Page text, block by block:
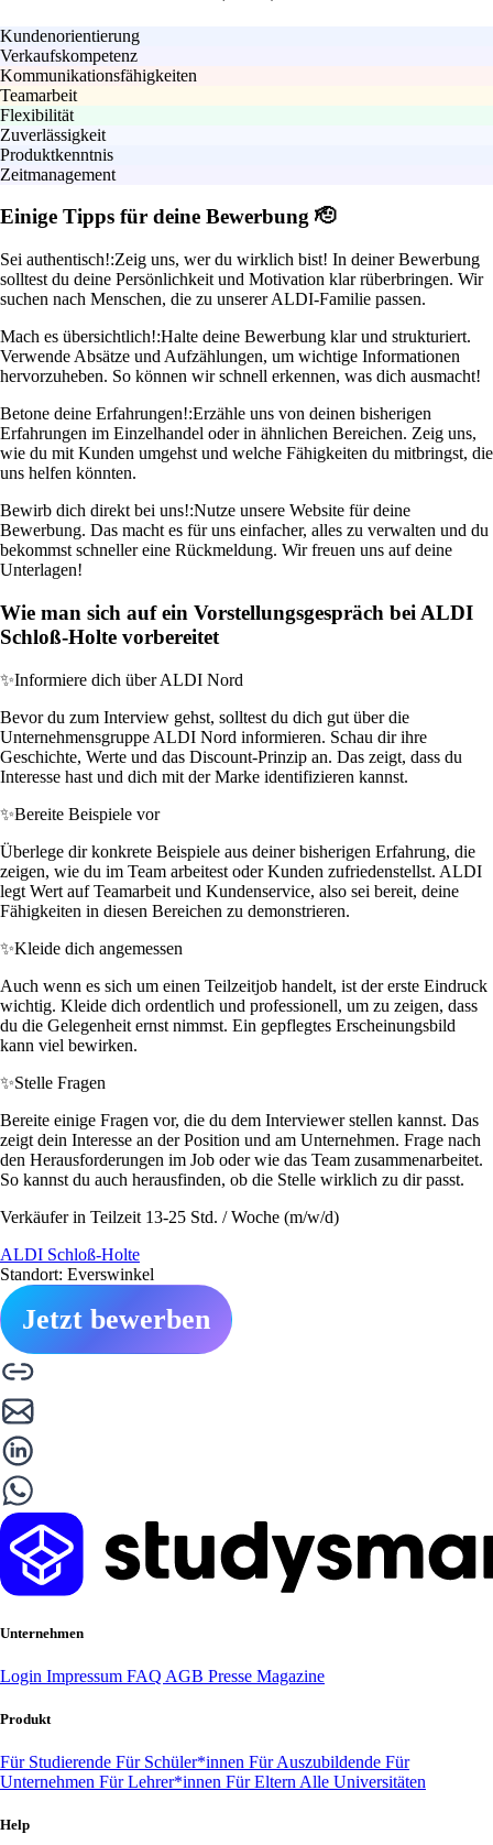
Kundenorientierung
Verkaufskompetenz
Kommunikationsfähigkeiten
Teamarbeit
Flexibilität
Zuverlässigkeit
Produktkenntnis
Zeitmanagement
Einige Tipps für deine Bewerbung 🫡
Sei authentisch!:Zeig uns, wer du wirklich bist! In deiner Bewerbung
solltest du deine Persönlichkeit und Motivation klar rüberbringen. Wir
suchen nach Menschen, die zu unserer ALDI-Familie passen.
Mach es übersichtlich!:Halte deine Bewerbung klar und strukturiert.
Verwende Absätze und Aufzählungen, um wichtige Informationen
hervorzuheben. So können wir schnell erkennen, was dich ausmacht!
Betone deine Erfahrungen!:Erzähle uns von deinen bisherigen
Erfahrungen im Einzelhandel oder in ähnlichen Bereichen. Zeig uns,
wie du mit Kunden umgehst und welche Fähigkeiten du mitbringst, die
uns helfen könnten.
Bewirb dich direkt bei uns!:Nutze unsere Website für deine
Bewerbung. Das macht es für uns einfacher, alles zu verwalten und du
bekommst schneller eine Rückmeldung. Wir freuen uns auf deine
Unterlagen!
Wie man sich auf ein Vorstellungsgespräch bei ALDI
Schloß-Holte vorbereitet
✨Informiere dich über ALDI Nord
Bevor du zum Interview gehst, solltest du dich gut über die
Unternehmensgruppe ALDI Nord informieren. Schau dir ihre
Geschichte, Werte und das Discount-Prinzip an. Das zeigt, dass du
Interesse hast und dich mit der Marke identifizieren kannst.
✨Bereite Beispiele vor
Überlege dir konkrete Beispiele aus deiner bisherigen Erfahrung, die
zeigen, wie du im Team arbeitest oder Kunden zufriedenstellst. ALDI
legt Wert auf Teamarbeit und Kundenservice, also sei bereit, deine
Fähigkeiten in diesen Bereichen zu demonstrieren.
✨Kleide dich angemessen
Auch wenn es sich um einen Teilzeitjob handelt, ist der erste Eindruck
wichtig. Kleide dich ordentlich und professionell, um zu zeigen, dass
du die Gelegenheit ernst nimmst. Ein gepflegtes Erscheinungsbild
kann viel bewirken.
✨Stelle Fragen
Bereite einige Fragen vor, die du dem Interviewer stellen kannst. Das
zeigt dein Interesse an der Position und am Unternehmen. Frage nach
den Herausforderungen im Job oder wie das Team zusammenarbeitet.
So kannst du auch herausfinden, ob die Stelle wirklich zu dir passt.
Verkäufer in Teilzeit 13-25 Std. / Woche (m/w/d)
ALDI Schloß-Holte
Standort: Everswinkel
Jetzt bewerben
Unternehmen
Login Impressum FAQ AGB Presse Magazine
Produkt
Für Studierende Für Schüler*innen Für Auszubildende Für
Unternehmen Für Lehrer*innen Für Eltern Alle Universitäten
Help